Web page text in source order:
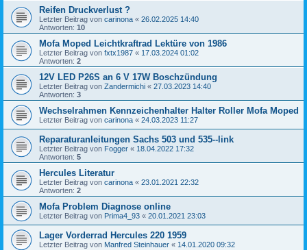
Reifen Druckverlust ?
Letzter Beitrag von carinona « 26.02.2025 14:40
Antworten: 10
Mofa Moped Leichtkraftrad Lektüre von 1986
Letzter Beitrag von fxtx1987 « 17.03.2024 01:02
Antworten: 2
12V LED P26S an 6 V 17W Boschzündung
Letzter Beitrag von Zandermichi « 27.03.2023 14:40
Antworten: 3
Wechselrahmen Kennzeichenhalter Halter Roller Mofa Moped
Letzter Beitrag von carinona « 24.03.2023 11:27
Reparaturanleitungen Sachs 503 und 535--link
Letzter Beitrag von Fogger « 18.04.2022 17:32
Antworten: 5
Hercules Literatur
Letzter Beitrag von carinona « 23.01.2021 22:32
Antworten: 2
Mofa Problem Diagnose online
Letzter Beitrag von Prima4_93 « 20.01.2021 23:03
Lager Vorderrad Hercules 220 1959
Letzter Beitrag von Manfred Steinhauer « 14.01.2020 09:32